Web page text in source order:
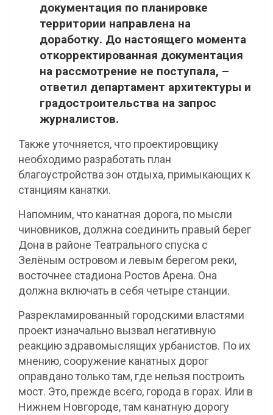
документация по планировке
территории направлена на
доработку. До настоящего момента
откорректированная документация
на рассмотрение не поступала, –
ответил департамент архитектуры и
градостроительства на запрос
журналистов.
Также уточняется, что проектировщику
необходимо разработать план
благоустройства зон отдыха, примыкающих к
станциям канатки.
Напомним, что канатная дорога, по мысли
чиновников, должна соединить правый берег
Дона в районе Театрального спуска с
Зелёным островом и левым берегом реки,
восточнее стадиона Ростов Арена. Она
должна включать в себя четыре станции.
Разрекламированный городскими властями
проект изначально вызвал негативную
реакцию здравомыслящих урбанистов. По их
мнению, сооружение канатных дорог
оправдано только там, где нельзя построить
мост. Это, прежде всего, города в горах. Или в
Нижнем Новгороде, там канатную дорогу